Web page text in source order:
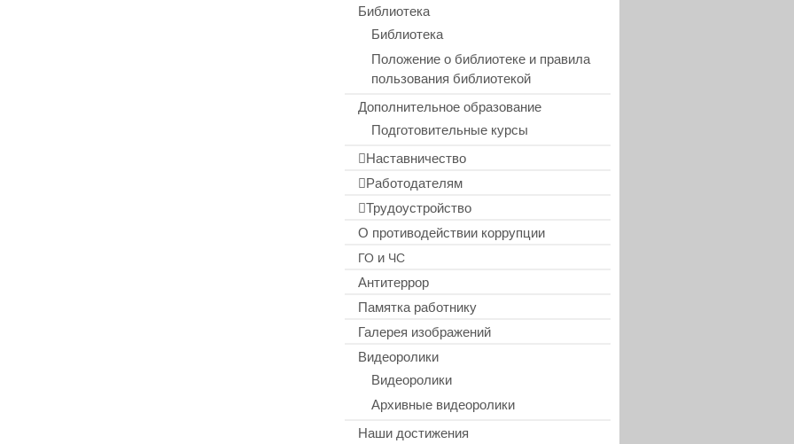
Библиотека
Библиотека
Положение о библиотеке и правила
пользования библиотекой
Дополнительное образование
Подготовительные курсы
Наставничество
Работодателям
Трудоустройство
О противодействии коррупции
ГО и ЧС
Антитеррор
Памятка работнику
Галерея изображений
Видеоролики
Видеоролики
Архивные видеоролики
Наши достижения